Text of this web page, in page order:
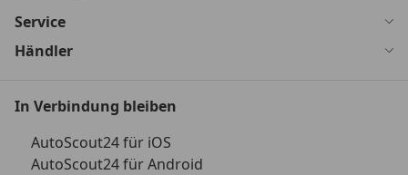
Service
Händler
In Verbindung bleiben
AutoScout24 für iOS
AutoScout24 für Android